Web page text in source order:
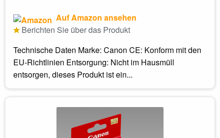
Auf Amazon ansehen
Berichten Sie über das Produkt
Technische Daten Marke: Canon CE: Konform mit den
EU-Richtlinien Entsorgung: Nicht im Hausmüll
entsorgen, dieses Produkt ist ein...